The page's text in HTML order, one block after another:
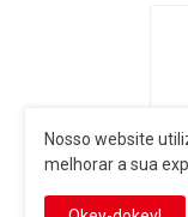
Nosso website
melhorar a sua